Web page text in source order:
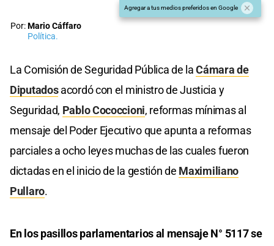
Agregar a tus medios preferidos en Google
Por:Mario Cáffaro
Política.
La Comisión de Seguridad Pública de laCámara de
Diputadosacordó con el ministro de Justicia y
Seguridad, Pablo Cococcioni, reformas mínimas al
mensaje del Poder Ejecutivo que apunta a reformas
parciales a ocho leyes muchas de las cuales fueron
dictadas en el inicio de la gestión de Maximiliano
Pullaro.
En los pasillos parlamentarios al mensaje N° 5117 se